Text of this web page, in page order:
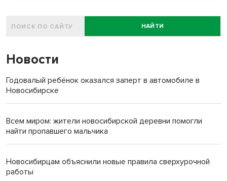
НАЙТИ
Новости
Годовалый ребёнок оказался заперт в автомобиле в
Новосибирске
Всем миром: жители новосибирской деревни помогли
найти пропавшего мальчика
Новосибирцам объяснили новые правила сверхурочной
работы